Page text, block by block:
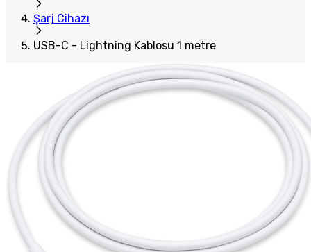
Şarj Cihazı
USB-C - Lightning Kablosu 1 metre